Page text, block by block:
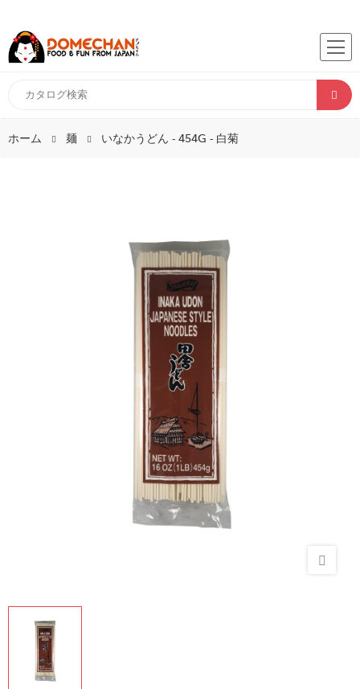
ホーム 麺 いなかうどん - 454G - 白菊